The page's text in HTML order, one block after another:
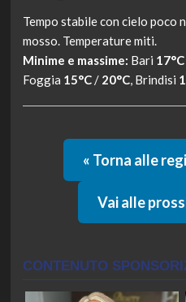
Tempo stabile con cielo poco
mosso. Temperature miti.
Minime e massime: Bari 17°C
Foggia 15°C/ 20°C, Brindisi
« Torna alle
Vai alle